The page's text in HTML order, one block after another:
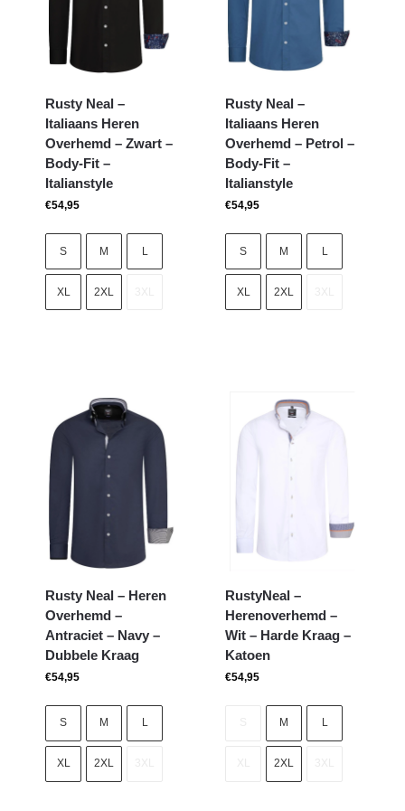
Rusty Neal –
Italiaans Heren
Overhemd – Zwart –
Body-Fit –
Italianstyle
€54,95
S M L
XL 2XL
Rusty Neal –
Italiaans Heren
Overhemd – Petrol –
Body-Fit –
Italianstyle
€54,95
S M L
XL 2XL
Rusty Neal – Heren
Overhemd –
Antraciet – Navy –
Dubbele Kraag
€54,95
S M L
XL 2XL
RustyNeal –
Herenoverhemd –
Wit – Harde Kraag –
Katoen
€54,95
M L
2XL